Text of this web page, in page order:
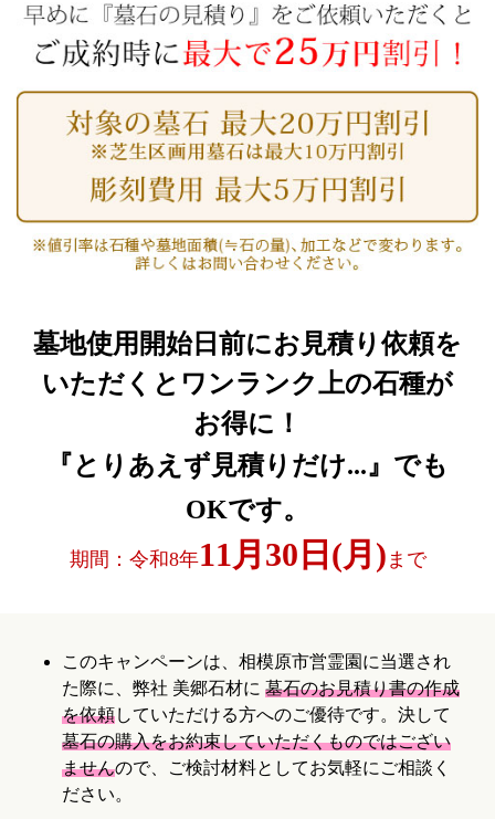
墓地使用開始日前にお見積り依頼を
いただくと ワンランク上の石種が
お得に！
『とりあえず見積りだけ...』でも
OKです。
期間：令和8年11月30日(月) まで
このキャンペーンは、相模原市営霊園に当選され
た際に、弊社 美郷石材に 墓石のお見積り書の作成
を依頼していただける方へのご優待です。決して
墓石の購入をお約束していただくものではござい
ませんので、ご検討材料としてお気軽にご相談く
ださい。